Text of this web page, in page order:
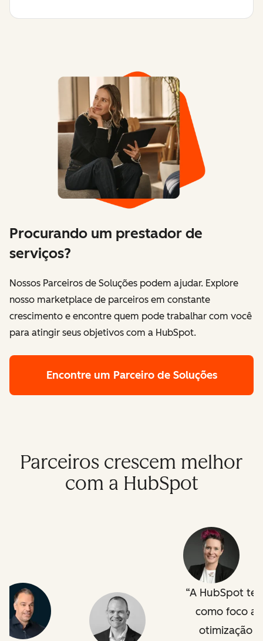
Procurando um prestador de
serviços?
Nossos Parceiros de Soluções podem ajudar. Explore
nosso marketplace de parceiros em constante
crescimento e encontre quem pode trabalhar com você
para atingir seus objetivos com a HubSpot.
Encontre um Parceiro de Soluções
Parceiros crescem melhor
com a HubSpot
A HubSpot
como foco a
otimização